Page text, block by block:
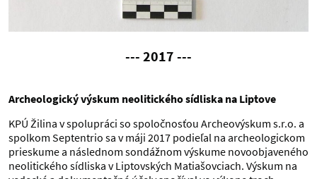
--- 2017 ---
Archeologický výskum neolitického sídliska na Liptove
KPÚ Žilina v spolupráci so spoločnosťou Archeovýskum s.r.o. a
spolkom Septentrio sa v máji 2017 podieľal na archeologickom
prieskume a následnom sondážnom výskume novoobjaveného
neolitického sídliska v Liptovských Matiašovciach. Výskum na